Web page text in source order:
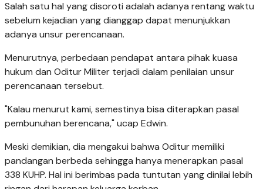
Salah satu hal yang disoroti adalah adanya rentang waktu
sebelum kejadian yang dianggap dapat menunjukkan
adanya unsur perencanaan.
Menurutnya, perbedaan pendapat antara pihak kuasa
hukum dan Oditur Militer terjadi dalam penilaian unsur
perencanaan tersebut.
"Kalau menurut kami, semestinya bisa diterapkan pasal
pembunuhan berencana," ucap Edwin.
Meski demikian, dia mengakui bahwa Oditur memiliki
pandangan berbeda sehingga hanya menerapkan pasal
338 KUHP. Hal ini berimbas pada tuntutan yang dinilai lebih